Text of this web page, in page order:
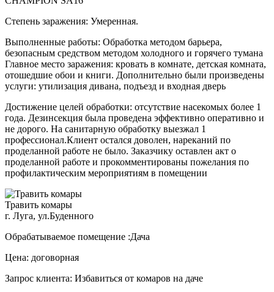
Степень заражения: Умеренная.
Выполненные работы: Обработка методом барьера,
безопасным средством методом холодного и горячего тумана
Главное место заражения: кровать в комнате, детская комната,
отошедшие обои и книги. Дополнительно были произведены
услуги: утилизация дивана, подъезд и входная дверь
Достижение целей обработки: отсутствие насекомых более 1
года. Дезинсекция была проведена эффективно оперативно и
не дорого. На санитарную обработку выезжал 1
профессионал.Клиент остался доволен, нареканий по
проделанной работе не было. Заказчику оставлен акт о
проделанной работе и прокомментированы пожелания по
профилактическим мероприятиям в помещении
Травить комары
г. Луга, ул.Буденного
Обрабатываемое помещение :Дача
Цена: договорная
Запрос клиента: Избавиться от комаров на даче